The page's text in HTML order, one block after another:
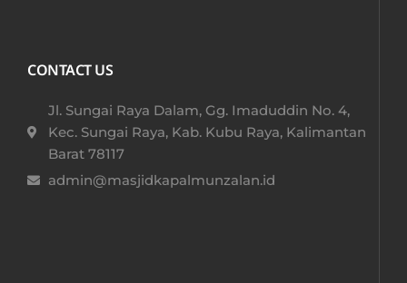
CONTACT US
Jl. Sungai Raya Dalam, Gg. Imaduddin No. 4,
Kec. Sungai Raya, Kab. Kubu Raya, Kalimantan
Barat 78117​
admin@masjidkapalmunzalan.id